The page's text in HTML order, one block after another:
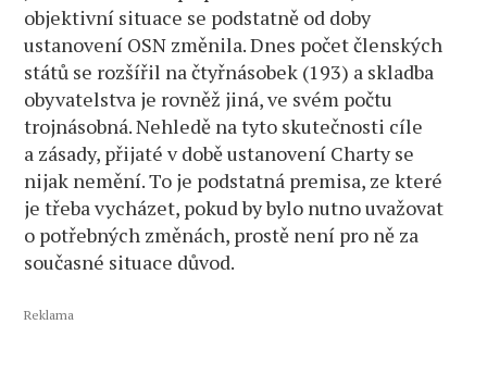
objektivní situace se podstatně od doby
ustanovení OSN změnila. Dnes počet členských
států se rozšířil na čtyřnásobek (193) a skladba
obyvatelstva je rovněž jiná, ve svém počtu
trojnásobná. Nehledě na tyto skutečnosti cíle
a zásady, přijaté v době ustanovení Charty se
nijak nemění. To je podstatná premisa, ze které
je třeba vycházet, pokud by bylo nutno uvažovat
o potřebných změnách, prostě není pro ně za
současné situace důvod.
Reklama